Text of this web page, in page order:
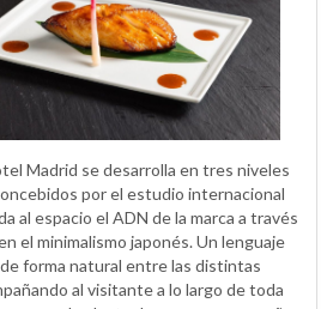
Madrid se desarrolla en tres niveles
por el estudio internacional
al espacio el ADN de la marca a través
el minimalismo japonés. Un lenguaje
forma natural entre las distintas
al visitante a lo largo de toda